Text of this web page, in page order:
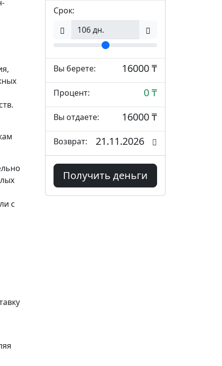
Срок:
Вы берете: 16000 ₸
Процент: 0 ₸
Вы отдаете: 16000 ₸
Возврат: 21.11.2026
Получить деньги
с